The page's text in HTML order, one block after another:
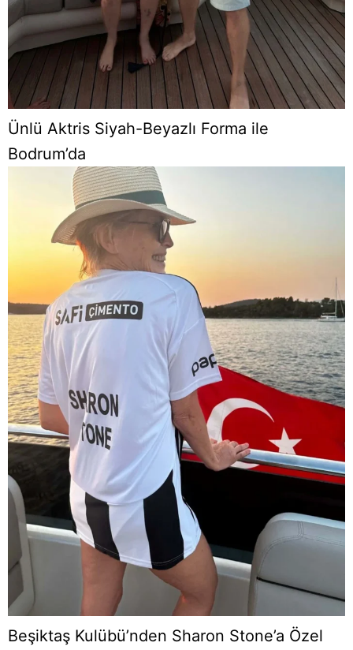
Ünlü Aktris Siyah-Beyazlı Forma ile
Bodrum’da
Beşiktaş Kulübü’nden Sharon Stone’a Özel